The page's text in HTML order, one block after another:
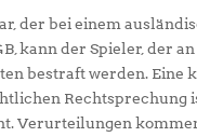
der bei einem
kann der Spieler, der
bestraft werden.
Rechtsprechung
Verurteilungen